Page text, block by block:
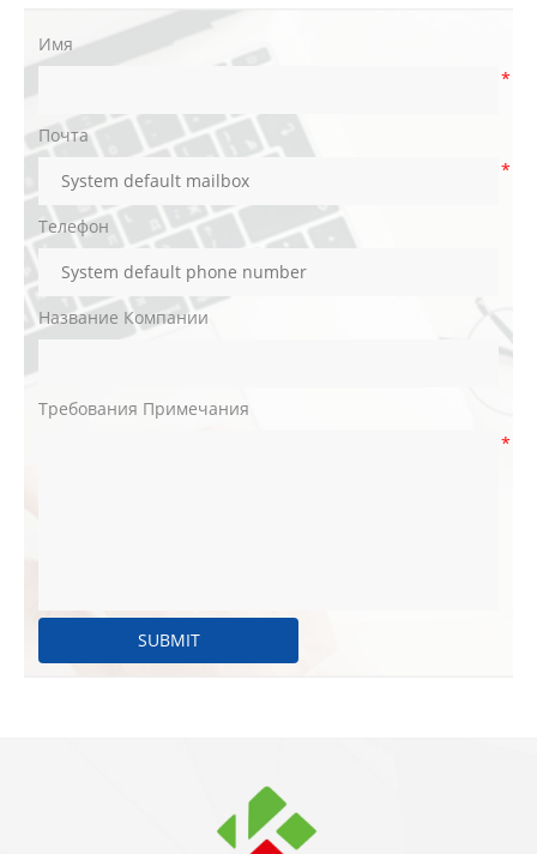
Имя
*
Почта
*
Телефон
Название Компании
Требования Примечания
*
SUBMIT